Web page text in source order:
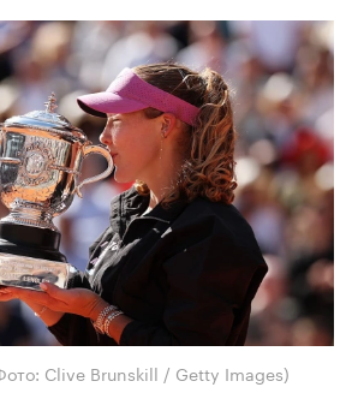
Clive Brunskill / Getty Images)